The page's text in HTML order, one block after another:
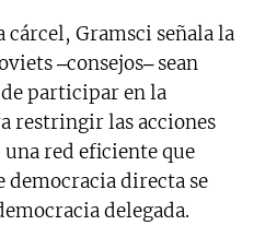
cárcel, Gramsci señala la
‒consejos‒ sean
participar en la
restringir las acciones
red eficiente que
democracia directa se
delegada.